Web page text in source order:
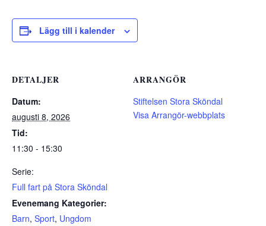
Lägg till i kalender
DETALJER
Datum:
augusti 8, 2026
Tid:
11:30 - 15:30
Serie:
Full fart på Stora Sköndal
Evenemang Kategorier:
Barn, Sport, Ungdom
ARRANGÖR
Stiftelsen Stora Sköndal
Visa Arrangör-webbplats